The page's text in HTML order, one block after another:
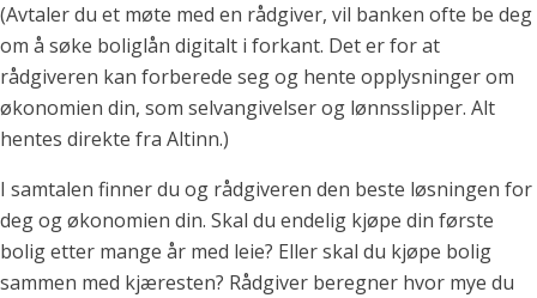
(Avtaler du et møte med en rådgiver, vil banken ofte be deg
om å søke boliglån digitalt i forkant. Det er for at
rådgiveren kan forberede seg og hente opplysninger om
økonomien din, som selvangivelser og lønnsslipper. Alt
hentes direkte fra Altinn.)
I samtalen finner du og rådgiveren den beste løsningen for
deg og økonomien din. Skal du endelig kjøpe din første
bolig etter mange år med leie? Eller skal du kjøpe bolig
sammen med kjæresten? Rådgiver beregner hvor mye du